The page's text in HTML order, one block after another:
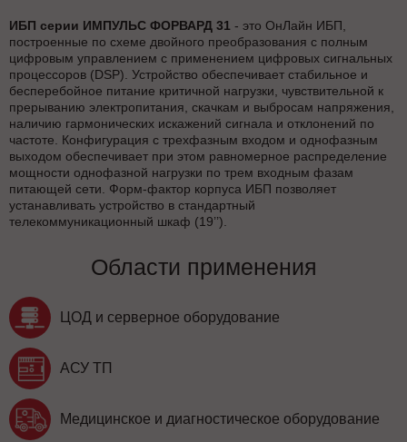
ИБП серии ИМПУЛЬС ФОРВАРД 31 - это ОнЛайн ИБП,
построенные по схеме двойного преобразования с полным
цифровым управлением с применением цифровых сигнальных
процессоров (DSP). Устройство обеспечивает стабильное и
бесперебойное питание критичной нагрузки, чувствительной к
прерыванию электропитания, скачкам и выбросам напряжения,
наличию гармонических искажений сигнала и отклонений по
частоте. Конфигурация с трехфазным входом и однофазным
выходом обеспечивает при этом равномерное распределение
мощности однофазной нагрузки по трем входным фазам
питающей сети. Форм-фактор корпуса ИБП позволяет
устанавливать устройство в стандартный
телекоммуникационный шкаф (19’’).
Области применения
ЦОД и серверное оборудование
АСУ ТП
Медицинское и диагностическое оборудование